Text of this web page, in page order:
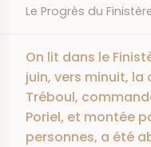
JOURNAL
Le Progrès du
On lit dans le
juin, vers minuit, la
Tréboul,
Poriel, et montée
personnes, a été